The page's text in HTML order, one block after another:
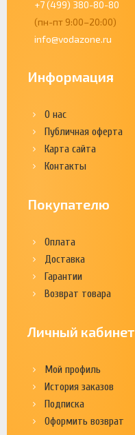
+7 (499) 380-80-80
(пн-пт 9:00–20:00)
info@vodazone.ru
Информация
О нас
Публичная оферта
Карта сайта
Контакты
Покупателю
Оплата
Доставка
Гарантии
Возврат товара
Личный кабинет
Мой профиль
История заказов
Подписка
Оформить возврат